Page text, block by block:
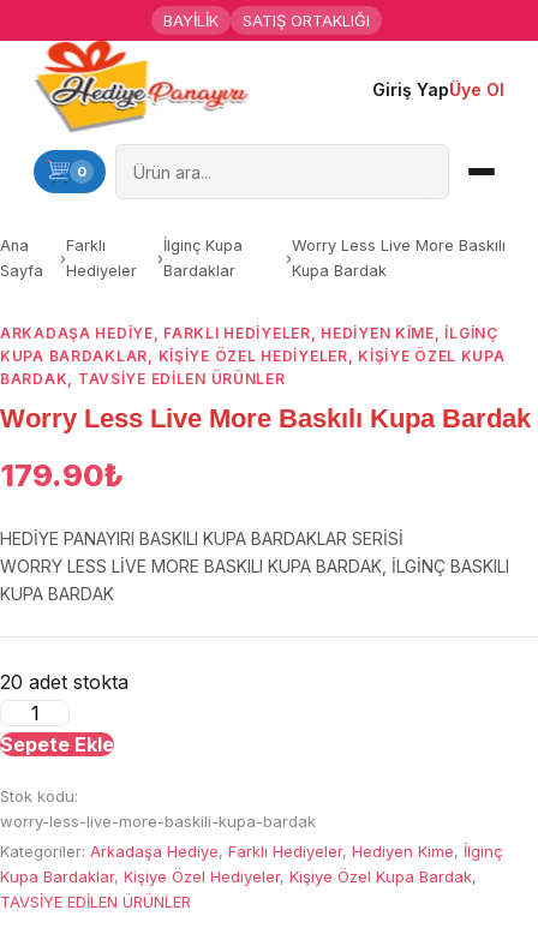
BAYİLİK SATIŞ ORTAKLIĞI
Giriş YapÜye Ol
0
Ana Sayfa
Kişiye Özel Hediyeler
Mesleklere Özel Hediyeler
Özel Günler
Öğrenci Motivasyon Hediyeleri
Yaka Rozeti
Farklı Hediyeler
Ana
Sayfa
›
Farklı
Hediyeler
›
İlginç Kupa
Bardaklar
›
Worry Less Live More Baskılı
Kupa Bardak
ARKADAŞA HEDIYE, FARKLI HEDIYELER, HEDIYEN KIME,İLGINÇ
KUPA BARDAKLAR, KIŞIYE ÖZEL HEDIYELER, KIŞIYE ÖZEL KUPA
BARDAK, TAVSİYE EDİLEN ÜRÜNLER
Worry Less Live More Baskılı Kupa Bardak
179.90₺
HEDİYE PANAYIRI BASKILI KUPA BARDAKLAR SERİSİ
WORRY LESS LİVE MORE BASKILI KUPA BARDAK, İLGİNÇ BASKILI
KUPA BARDAK
20 adet stokta
Worry
Less
More
Baskılı
Kupa
Bardak
Sepete Ekle
Stok kodu:
worry-less-live-more-baskili-kupa-bardak
Kategoriler: Arkadaşa Hediye, Farklı Hediyeler, Hediyen Kime, İlginç
Kupa Bardaklar, Kişiye Özel Hediyeler, Kişiye Özel Kupa Bardak,
TAVSİYE EDİLEN ÜRÜNLER